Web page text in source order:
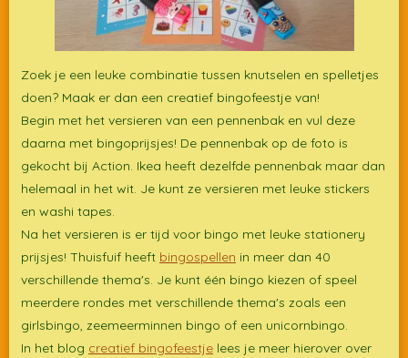
Zoek je een leuke combinatie tussen knutselen en spelletjes
doen? Maak er dan een creatief bingofeestje van!
Begin met het versieren van een pennenbak en vul deze
daarna met bingoprijsjes! De pennenbak op de foto is
gekocht bij Action. Ikea heeft dezelfde pennenbak maar dan
helemaal in het wit. Je kunt ze versieren met leuke stickers
en washi tapes.
Na het versieren is er tijd voor bingo met leuke stationery
prijsjes! Thuisfuif heeft bingospellen in meer dan 40
verschillende thema's. Je kunt één bingo kiezen of speel
meerdere rondes met verschillende thema's zoals een
girlsbingo, zeemeerminnen bingo of een unicornbingo.
In het blog creatief bingofeestje lees je meer hierover over